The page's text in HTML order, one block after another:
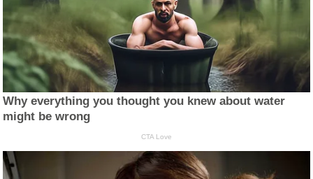
Why everything you thought you knew about water
might be wrong
CTA Love